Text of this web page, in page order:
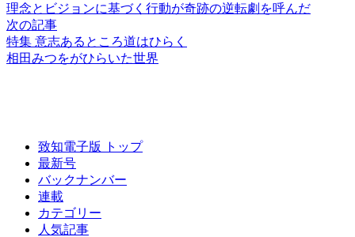
理念とビジョンに基づく 行動が奇跡の逆転劇を呼んだ
次の記事
特集 意志あるところ道はひらく
相田みつをがひらいた世界
致知電子版 トップ
最新号
バックナンバー
連載
カテゴリー
人気記事